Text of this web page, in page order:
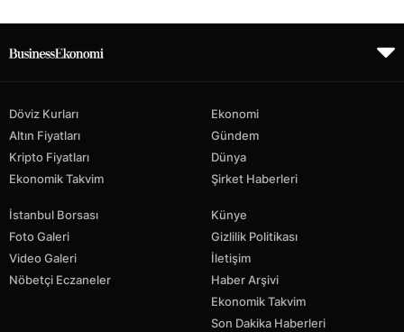
Döviz Kurları
Altın Fiyatları
Kripto Fiyatları
Ekonomik Takvim
Ekonomi
Gündem
Dünya
Şirket Haberleri
İstanbul Borsası
Foto Galeri
Video Galeri
Nöbetçi Eczaneler
Künye
Gizlilik Politikası
İletişim
Haber Arşivi
Ekonomik Takvim
Son Dakika Haberleri